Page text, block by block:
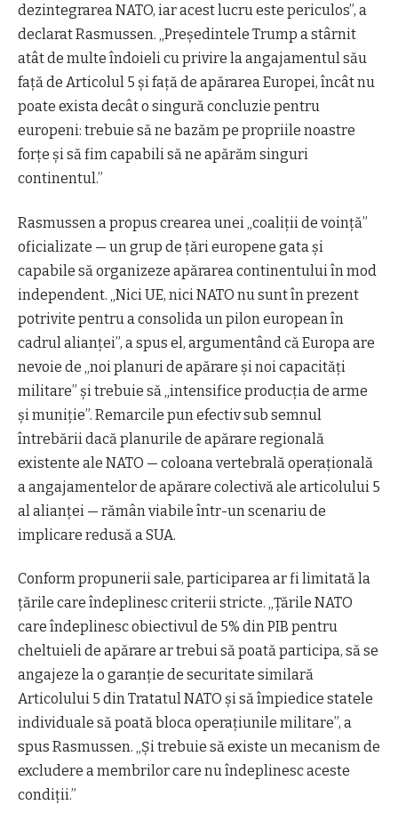
dezintegrarea NATO, iar acest lucru este periculos”, a
declarat Rasmussen. „Președintele Trump a stârnit
atât de multe îndoieli cu privire la angajamentul său
față de Articolul 5 și față de apărarea Europei, încât nu
poate exista decât o singură concluzie pentru
europeni: trebuie să ne bazăm pe propriile noastre
forțe și să fim capabili să ne apărăm singuri
continentul.”
Rasmussen a propus crearea unei „coaliții de voință”
oficializate — un grup de țări europene gata și
capabile să organizeze apărarea continentului în mod
independent. „Nici UE, nici NATO nu sunt în prezent
potrivite pentru a consolida un pilon european în
cadrul alianței”, a spus el, argumentând că Europa are
nevoie de „noi planuri de apărare și noi capacități
militare” și trebuie să „intensifice producția de arme
și muniție”. Remarcile pun efectiv sub semnul
întrebării dacă planurile de apărare regională
existente ale NATO — coloana vertebrală operațională
a angajamentelor de apărare colectivă ale articolului 5
al alianței — rămân viabile într-un scenariu de
implicare redusă a SUA.
Conform propunerii sale, participarea ar fi limitată la
țările care îndeplinesc criterii stricte. „Țările NATO
care îndeplinesc obiectivul de 5% din PIB pentru
cheltuieli de apărare ar trebui să poată participa, să se
angajeze la o garanție de securitate similară
Articolului 5 din Tratatul NATO și să împiedice statele
individuale să poată bloca operațiunile militare”, a
spus Rasmussen. „Și trebuie să existe un mecanism de
excludere a membrilor care nu îndeplinesc aceste
condiții.”